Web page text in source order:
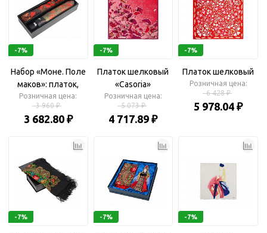
-7%
Набор «Моне. Поле
маков»: платок,
складной зонт
Розничная цена:
3 960 ₽
3 682.80 ₽
-7%
Платок шелковый
«Casoria»
Розничная цена:
5 073 ₽
4 717.89 ₽
-7%
Платок шелковый
Розничная цена:
6 428 ₽
5 978.04 ₽
-7% -7% -7%